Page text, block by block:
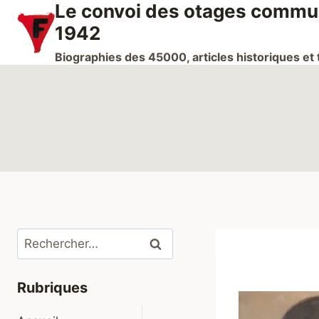
contenu
Le convoi des otages
1942
Biographies des 45000, articles historiques et
Rechercher :
Rubriques